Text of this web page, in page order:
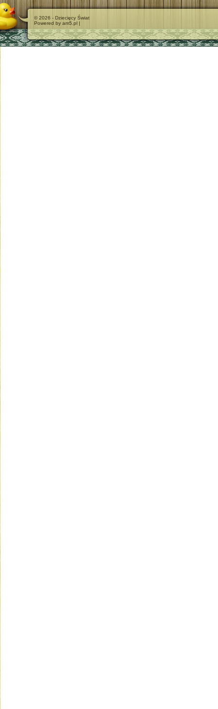
© 2026 - Dziecięcy Świat
Powered by am5.pl |